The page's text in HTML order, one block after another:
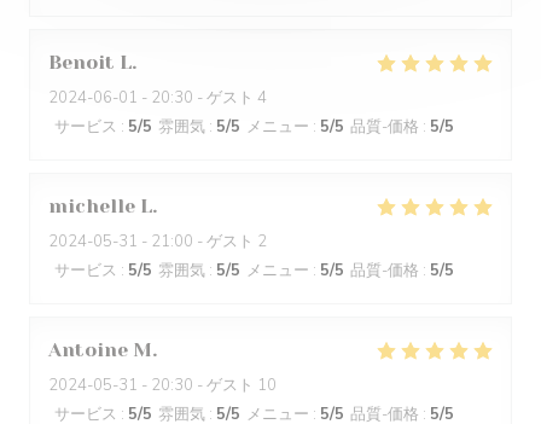
Benoit L
2024-06-01 - 20:30 - ゲスト 4
サービス : 5/5 雰囲気 : 5/5 メニュー : 5/5 品質-価格 : 5/5
michelle L
2024-05-31 - 21:00 - ゲスト 2
サービス : 5/5 雰囲気 : 5/5 メニュー : 5/5 品質-価格 : 5/5
Antoine M
2024-05-31 - 20:30 - ゲスト 10
サービス : 5/5 雰囲気 : 5/5 メニュー : 5/5 品質-価格 : 5/5